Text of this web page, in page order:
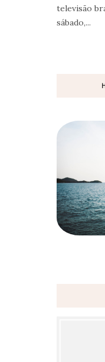
televisão
sábado,...